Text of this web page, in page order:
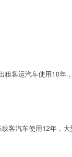
租客运汽车使用10年
客汽车使用12年，